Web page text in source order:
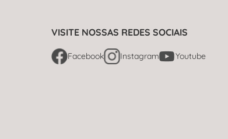
VISITE NOSSAS REDES SOCIAIS
Facebook Instagram Youtube